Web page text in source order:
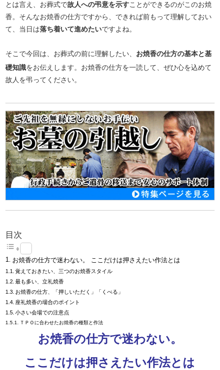
とは言え、お葬式で故人への弔意を示すことができるのがこのお焼
香。そんなお焼香の仕方ですから、できれば前もって理解しておい
て、当日は落ち着いて進めたいですよね。
そこで今回は、お葬式の前に理解したい、 お焼香の仕方の基本と基
礎知識をお伝えします。お焼香の仕方を一読して、ぜひ心を込めて
故人を弔ってください。
目次
お焼香の仕方で迷わない。 ここだけは押さえたい作法とは
覚えておきたい、三つのお焼香スタイル
最も多い、立礼焼香
お焼香の仕方、「押しいただく」「くべる」
座礼焼香の場合のポイント
小さい会場での注意点
ＴＰＯに合わせたお焼香の種類と作法
お焼香の仕方で迷わない。
ここだけは押さえたい作法とは